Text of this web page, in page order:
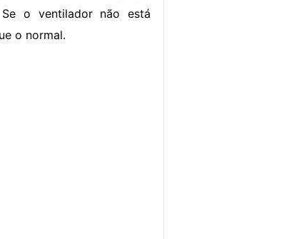
o ventilador não está
o normal.